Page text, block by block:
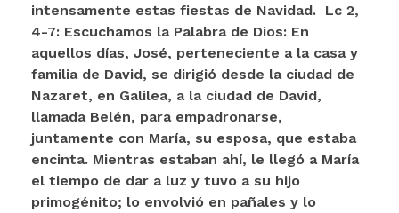
intensamente estas fiestas de Navidad. Lc 2,
4-7: Escuchamos la Palabra de Dios: En
aquellos días, José, perteneciente a la casa y
familia de David, se dirigió desde la ciudad de
Nazaret, en Galilea, a la ciudad de David,
llamada Belén, para empadronarse,
juntamente con María, su esposa, que estaba
encinta. Mientras estaban ahí, le llegó a María
el tiempo de dar a luz y tuvo a su hijo
primogénito; lo envolvió en pañales y lo